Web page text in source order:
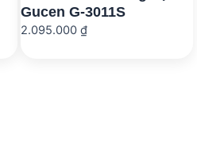
Gucen G-3011S
2.095.000₫